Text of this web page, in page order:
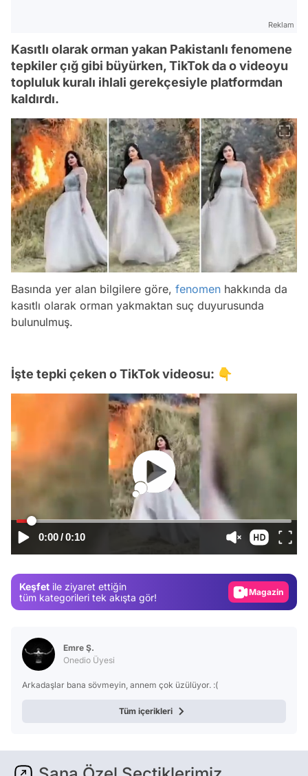
Reklam
Kasıtlı olarak orman yakan Pakistanlı fenomene
tepkiler çığ gibi büyürken, TikTok da o videoyu
topluluk kuralı ihlali gerekçesiyle platformdan
kaldırdı.
Basında yer alan bilgilere göre, fenomen hakkında da
kasıtlı olarak orman yakmaktan suç duyurusunda
bulunulmuş.
İşte tepki çeken o TikTok videosu: 👇
0:00/0:10
Keşfet ile ziyaret ettiğin
tüm kategorileri tek akışta gör!
Video
Test
Magazin
Emre Ş.
Onedio Üyesi
Arkadaşlar bana sövmeyin, annem çok üzülüyor. :(
Tüm içerikleri